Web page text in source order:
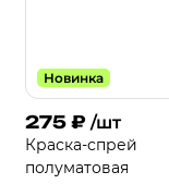
Новинка
275 ₽ /шт
Краска-спрей
полуматовая